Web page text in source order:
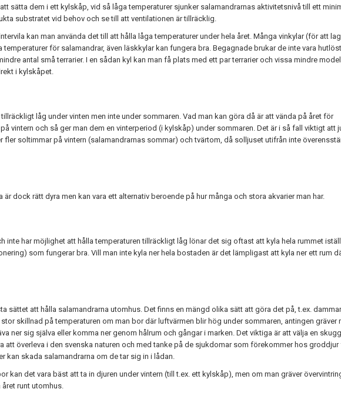
sätta dem i ett kylskåp, vid så låga temperaturer sjunker salamandrarnas aktivitetsnivå till ett
substratet vid behov och se till att ventilationen är tillräcklig.
kan man använda det till att hålla låga temperaturer under hela året. Många vinkylar (för att
för salamandrar, även läskkylar kan fungera bra. Begagnade brukar de inte vara
antal små terrarier. I en sådan kyl kan man få plats med ett par terrarier och vissa mindre
i kylskåpet.
låg under vinten men inte under sommaren. Vad man kan göra då är att vända på året för
vintern och så ger man dem en vinterperiod (i kylskåp) under sommaren. Det är i så fall viktigt att
soltimmar på vintern (salamandrarnas sommar) och tvärtom, då solljuset utifrån inte
dock rätt dyra men kan vara ett alternativ beroende på hur många och stora akvarier man har.
inte har möjlighet att hålla temperaturen tillräckligt låg lönar det sig oftast att kyla hela rummet
som fungerar bra. Vill man inte kyla ner hela bostaden är det lämpligast att kyla ner ett rum
sättet att hålla salamandrarna utomhus. Det finns en mängd olika sätt att göra det på, t.ex.
skillnad på temperaturen om man bor där luftvärmen blir hög under sommaren, antingen gräver
ner sig själva eller komma ner genom hålrum och gångar i marken. Det viktiga är att välja en
att överleva i den svenska naturen och med tanke på de sjukdomar som förekommer hos
kan skada salamandrarna om de tar sig in i lådan.
kan det vara bäst att ta in djuren under vintern (till t.ex. ett kylskåp), men om man gräver
runt utomhus.